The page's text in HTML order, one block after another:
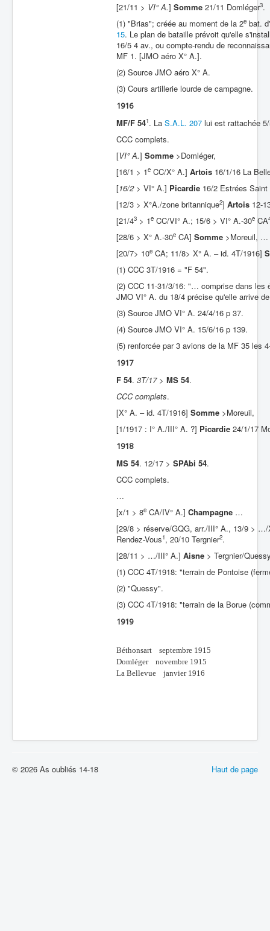
[21/11 > VI° A.] Somme 21/11 Domléger3.
(1) "Brias"; créée au moment de la 2e bat.
15. Le plan de bataille prévoit qu'elle
16/5 4 av., ou compte-rendu de
MF 1. [JMO aéro X° A.].
(2) Source JMO aéro X° A.
(3) Cours artillerie lourde de campagne.
1916
MF/F 541. La S.A.L. 207 lui est rattachée
CCC complets.
[VI° A.] Somme >Domléger,
[16/1 > 1e CC/X° A.] Artois 16/1/16 La
[16/2> VI° A.] Picardie 16/2 Estrées
[12/3 > X°A./zone britannique2] Artois 12-
[21/43 > 1e CC/VI° A.; 15/6 > VI° A.-30e CA
[28/6 > X° A.-30e CA] Somme >Moreuil, …
[20/7> 10e CA; 11/8> X° A. – id. 4T/1916]
(1) CCC 3T/1916 = "F 54".
(2) CCC 11-31/3/16: "… comprise dans les
JMO VI° A. du 18/4 précise qu'elle arrive
(3) Source JMO VI° A. 24/4/16 p 37.
(4) Source JMO VI° A. 15/6/16 p 139.
(5) renforcée par 3 avions de la MF 35 les
1917
F 54. 3T/17> MS 54.
CCC complets.
[X° A. – id. 4T/1916] Somme >Moreuil,
[1/1917 : I° A./III° A. ?] Picardie 24/1/17
1918
MS 54. 12/17 > SPAbi 54.
CCC complets.
…
[x/1 > 8e CA/IV° A.] Champagne …
[29/8 > réserve/GQG, arr./III° A., 13/9 >
Rendez-Vous1, 20/10 Tergnier2.
[28/11 > …/III° A.] Aisne > Tergnier/
(1) CCC 4T/1918: "terrain de Pontoise
(2) "Quessy".
(3) CCC 4T/1918: "terrain de la Borue
1919
Béthonsart septembre 1915
Domléger novembre 1915
La Bellevue janvier 1916
Haut de page
© 2026 As oubliés 14-18